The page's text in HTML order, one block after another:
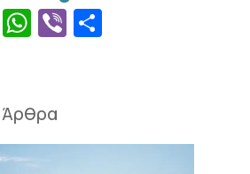
WhatsApp
Viber